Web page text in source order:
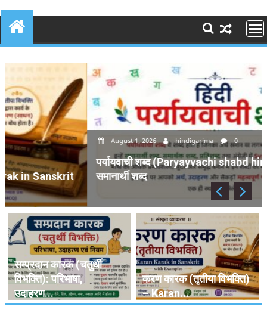
August 1, 2026 hindigarima 0
पर्यायवाची शब्द (Paryayvachi shabd hindi ) – 200+
समानार्थी शब्द
सम्प्रदान कारक (चतुर्थी
विभक्ति): परिभाषा,
उदाहरण...
करण कारक (तृतीया विभक्ति)
– Karan...